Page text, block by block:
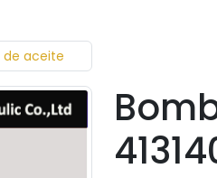
de aceite